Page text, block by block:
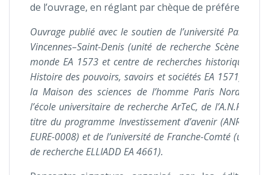
de l’ouvrage, en réglant par chèque de préférence.
Ouvrage publié avec le soutien de l’université Paris 8
Vincennes–Saint-Denis (unité de recherche Scènes du
monde EA 1573 et centre de recherches historiques :
Histoire des pouvoirs, savoirs et sociétés EA 1571), de
la Maison des sciences de l’homme Paris Nord, de
l’école universitaire de recherche ArTeC, de l’A.N.R. au
titre du programme Investissement d’avenir (ANR-17-
EURE-0008) et de l’université de Franche-Comté (unité
de recherche ELLIADD EA 4661).